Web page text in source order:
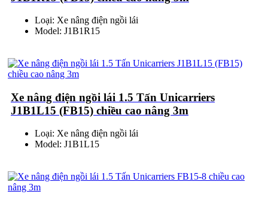
Loại: Xe nâng điện ngồi lái
Model: J1B1R15
Xe nâng điện ngồi lái 1.5 Tấn Unicarriers
J1B1L15 (FB15) chiều cao nâng 3m
Loại: Xe nâng điện ngồi lái
Model: J1B1L15